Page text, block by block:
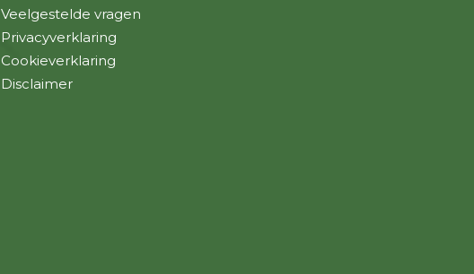
Veelgestelde vragen
Privacyverklaring
Cookieverklaring
Disclaimer